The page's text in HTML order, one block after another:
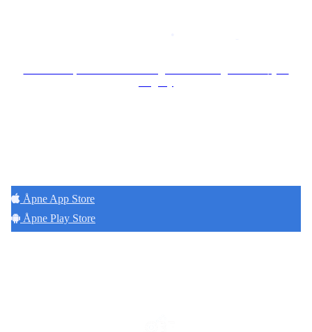
Åpne App Store
Åpne Play Store